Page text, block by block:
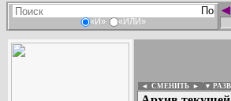
«И» «ИЛИ»
◄ СМЕНИТЬ ► ▼